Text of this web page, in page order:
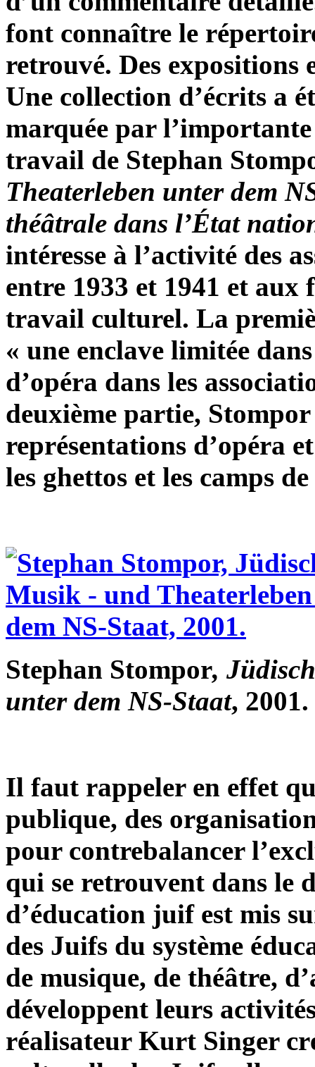
font connaître le
retrouvé. Des expositions
Une collection d’écrits a
marquée par
travail de Stephan
Theaterleben unter dem
théâtrale dans l’État
intéresse à l’activité des
entre 1933 et 1941 et aux
travail culturel. La
« une enclave limitée
d’opéra dans les
deuxième partie,
représentations d’opéra
les ghettos et les camps
Stephan Stompor,
unter dem NS-Staat, 2001.
Il faut rappeler en effet
publique, des
pour contrebalancer
qui se retrouvent dans le
d’éducation juif est mis
des Juifs du système
de musique, de théâtre,
développent leurs
réalisateur Kurt Singer